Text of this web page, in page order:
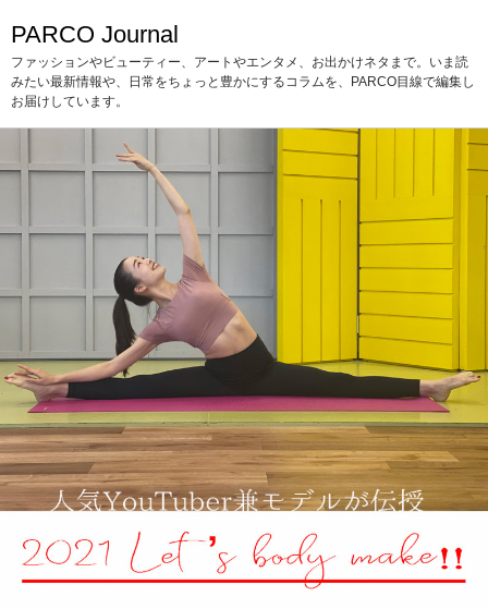
PARCO Journal
ファッションやビューティー、アートやエンタメ、お出かけネタまで。いま読
みたい最新情報や、日常をちょっと豊かにするコラムを、PARCO目線で編集し
お届けしています。